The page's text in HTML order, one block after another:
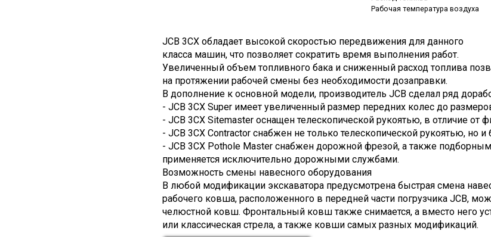
Рабочая температура воздуха
JCB 3CX обладает высокой скоростью передвижения для данного
класса машин, что позволяет сократить время выполнения работ.
Увеличенный объем топливного бака и сниженный расход топлива
на протяжении рабочей смены без необходимости дозаправки.
В дополнение к основной модели, производитель JCB сделал ряд
- JCB 3CX Super имеет увеличенный размер передних колес до
- JCB 3CX Sitemaster оснащен телескопической рукоятью, в отличие от
- JCB 3CX Contractor снабжен не только телескопической рукоятью, но
- JCB 3CX Pothole Master снабжен дорожной фрезой, а также
применяется исключительно дорожными службами.
Возможность смены навесного оборудования
В любой модификации экскаватора предусмотрена быстрая смена
рабочего ковша, расположенного в передней части погрузчика JCB,
челюстной ковш. Фронтальный ковш также снимается, а вместо него
или классическая стрела, а также ковши самых разных модификаций.